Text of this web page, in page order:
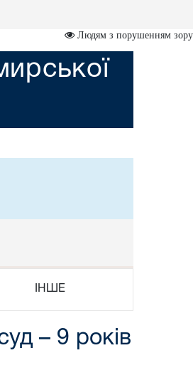
Людям з порушенням зору
ІНШЕ
– 9 років